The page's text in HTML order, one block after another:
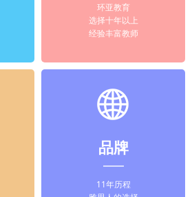
环亚教育
选择十年以上
经验丰富教师
品牌
11年历程